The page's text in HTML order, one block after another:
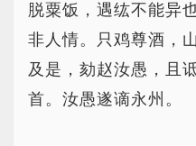
脱粟饭，遇纮不能异
非人情。只鸡尊酒，
及是，劾赵汝愚，且
首。汝愚遂谪永州。